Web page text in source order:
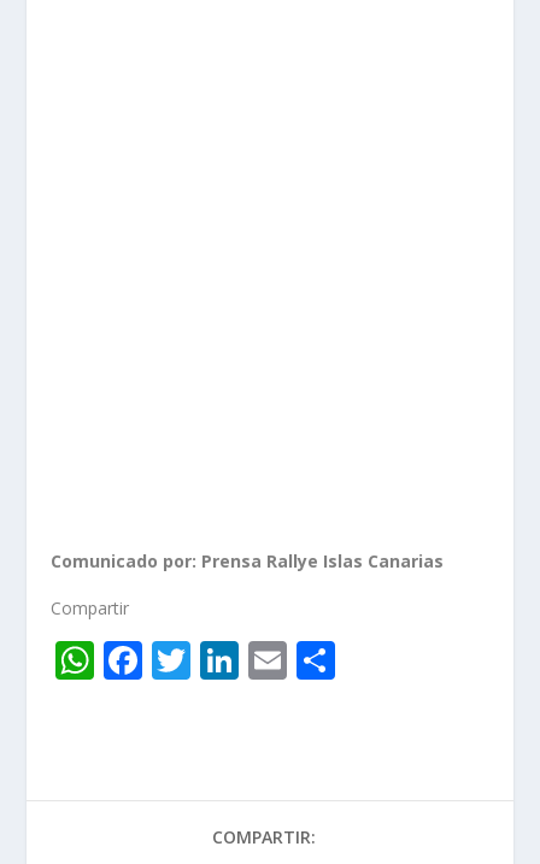
Comunicado por: Prensa Rallye Islas Canarias
Compartir
W
A
F
o
T Li
dI
n
E
ar
COMPARTIR: